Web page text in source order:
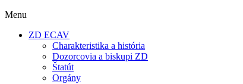
Menu
ZD ECAV
Charakteristika a história
Dozorcovia a biskupi ZD
Štatút
Orgány